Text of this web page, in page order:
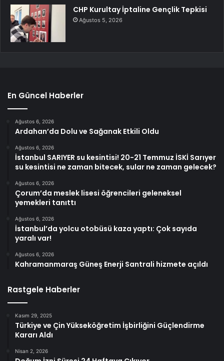
CHP Kurultay İptaline Gençlik Tepkisi
Ağustos 5, 2026
En Güncel Haberler
Ağustos 6, 2026
Ardahan’da Dolu ve Sağanak Etkili Oldu
Ağustos 6, 2026
İstanbul SARIYER su kesintisi! 20-21 Temmuz İSKİ Sarıyer
su kesintisi ne zaman bitecek, sular ne zaman gelecek?
Ağustos 6, 2026
Çorum’da meslek lisesi öğrencileri geleneksel
yemekleri tanıttı
Ağustos 6, 2026
İstanbul’da yolcu otobüsü kaza yaptı: Çok sayıda
yaralı var!
Ağustos 6, 2026
Kahramanmaraş Güneş Enerji Santrali hizmete açıldı
Rastgele Haberler
Kasım 29, 2025
Türkiye ve Çin Yükseköğretim İşbirliğini Güçlendirme
Kararı Aldı
Nisan 2, 2026